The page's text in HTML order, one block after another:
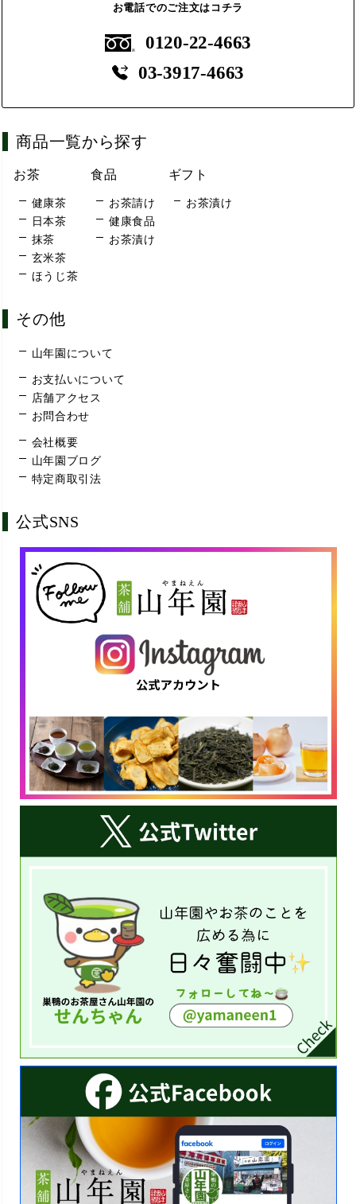
お電話でのご注文はコチラ
0120-22-4663
03-3917-4663
商品一覧から探す
お茶
健康茶
日本茶
抹茶
玄米茶
ほうじ茶
食品
お茶請け
健康食品
お茶漬け
ギフト
お茶漬け
その他
山年園について
お支払いについて
店舗アクセス
お問合わせ
会社概要
山年園ブログ
特定商取引法
公式SNS